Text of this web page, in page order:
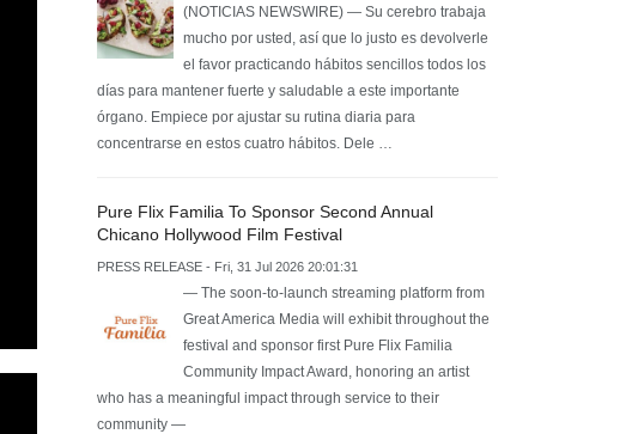
(NOTICIAS NEWSWIRE) — Su cerebro trabaja
mucho por usted, así que lo justo es devolverle
el favor practicando hábitos sencillos todos los
días para mantener fuerte y saludable a este importante
órgano. Empiece por ajustar su rutina diaria para
concentrarse en estos cuatro hábitos. Dele …
Pure Flix Familia To Sponsor Second Annual
Chicano Hollywood Film Festival
PRESS RELEASE - Fri, 31 Jul 2026 20:01:31
— The soon-to-launch streaming platform from
Great America Media will exhibit throughout the
festival and sponsor first Pure Flix Familia
Community Impact Award, honoring an artist
who has a meaningful impact through service to their
community —